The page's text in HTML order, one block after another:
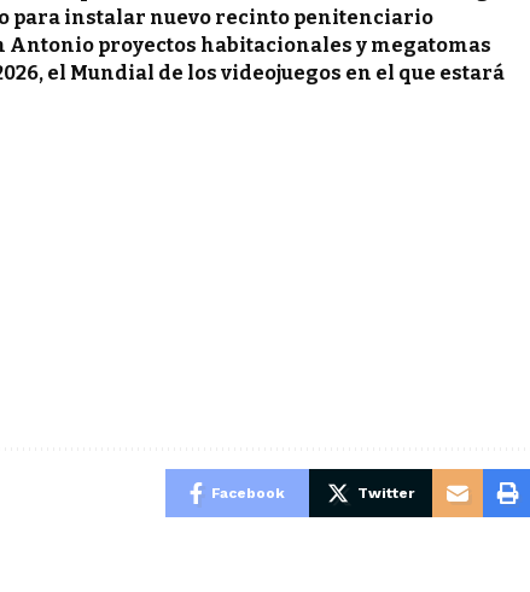
para instalar nuevo recinto penitenciario
Antonio proyectos habitacionales y megatomas
el Mundial de los videojuegos en el que estará
Facebook Twitter